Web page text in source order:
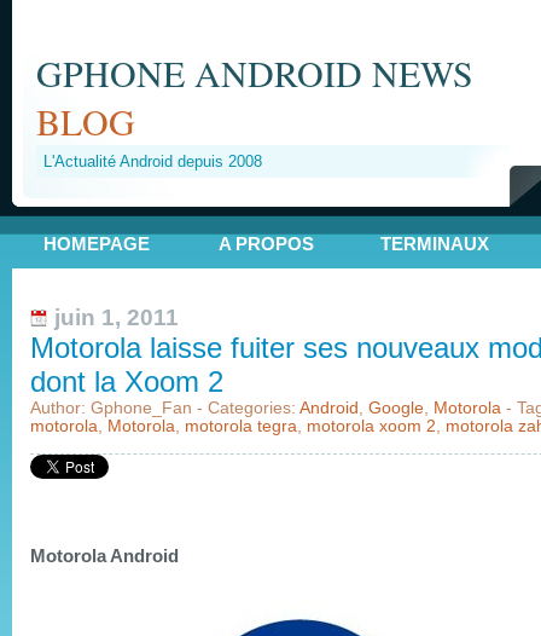
GPHONE ANDROID NEWS
BLOG
L'Actualité Android depuis 2008
HOMEPAGE A PROPOS TERMINAUX
juin 1, 2011
Motorola laisse fuiter ses nouveaux
dont la Xoom 2
Author: Gphone_Fan - Categories: Android , Google, Motorola -
motorola, Motorola, motorola tegra, motorola xoom 2, motorola
Motorola Android